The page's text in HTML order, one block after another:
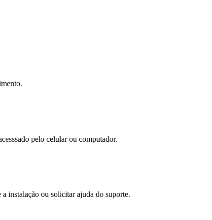
pelo celular ou computador.
a instalação ou solicitar ajuda do suporte.